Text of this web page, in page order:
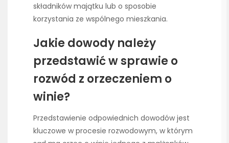
składników majątku lub o sposobie
korzystania ze wspólnego mieszkania.
Jakie dowody należy
przedstawić w sprawie o
rozwód z orzeczeniem o
winie?
Przedstawienie odpowiednich dowodów jest
kluczowe w procesie rozwodowym, w którym